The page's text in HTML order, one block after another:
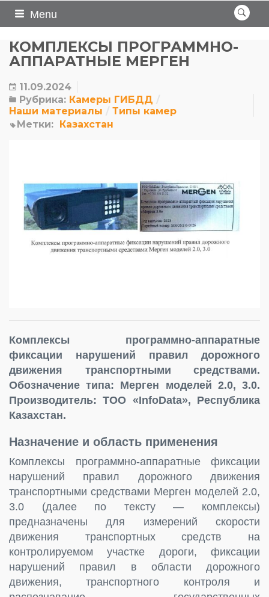
Menu
КОМПЛЕКСЫ ПРОГРАММНО-
АППАРАТНЫЕ МЕРГЕН
11.09.2024
Рубрика: Камеры ГИБДД
Наши материалы
Типы камер
Метки: Казахстан
Комплексы программно-аппаратные
фиксации нарушений правил дорожного
движения транспортными средствами.
Обозначение типа: Мерген моделей 2.0, 3.0.
Производитель: TOO «InfoData», Республика
Казахстан.
Назначение и область применения
Комплексы программно-аппаратные фиксации
нарушений правил дорожного движения
транспортными средствами Мерген моделей 2.0,
3.0 (далее по тексту — комплексы)
предназначены для измерений скорости
движения транспортных средств на
контролируемом участке дороги, фиксации
нарушений правил в области дорожного
движения, транспортного контроля и